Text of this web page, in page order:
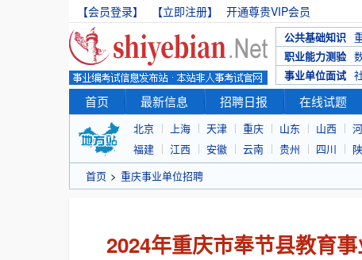
【会员登录】 【立即注册】 开通尊贵VIP会员
公共基础知识
职业能力测验
事业单位面试
首页 最新信息 招聘日报 在线试题
北京 上海 天津 重庆 山东 山西
福建
江西 安徽 云南 贵州 四川
首页 > 重庆事业单位招聘
2024年重庆市奉节县教育